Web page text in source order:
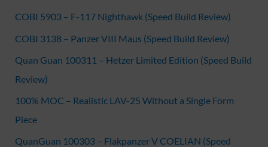
COBI 5903 – F-117 Nighthawk (Speed Build Review)
COBI 3138 – Panzer VIII Maus (Speed Build Review)
Quan Guan 100311 – Hetzer Limited Edition (Speed Build
Review)
100% MOC – Realistic LAV-25 Without a Single Form
Piece
QuanGuan 100303 – Flakpanzer V COELIAN (Speed